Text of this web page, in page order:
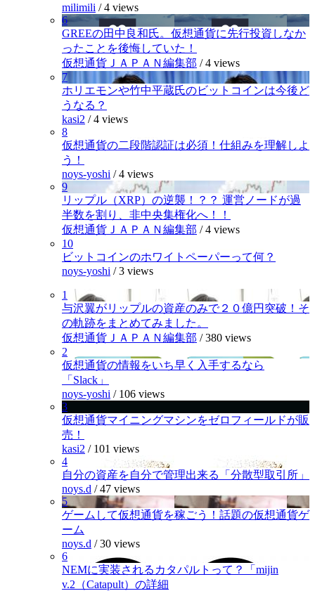
milimili /4 views
6
GREEの田中良和氏。仮想通貨に先行投資しなか
ったことを後悔していた！
仮想通貨ＪＡＰＡＮ編集部 /4 views
7
ホリエモンや竹中平蔵氏のビットコインは今後ど
うなる？
kasi2 /4 views
8
仮想通貨の二段階認証は必須！仕組みを理解しよ
う！
noys-yoshi /4 views
9
リップル（XRP）の逆襲！？？ 運営ノードが過
半数を割り、非中央集権化へ！！
仮想通貨ＪＡＰＡＮ編集部 /4 views
10
ビットコインのホワイトペーパーって何？
noys-yoshi /3 views
1
与沢翼がリップルの資産のみで２０億円突破！そ
の軌跡をまとめてみました。
仮想通貨ＪＡＰＡＮ編集部 /380 views
2
仮想通貨の情報をいち早く入手するなら
「Slack」
noys-yoshi / 106 views
3
仮想通貨マイニングマシンをゼロフィールドが販
売！
kasi2 / 101 views
4
自分の資産を自分で管理出来る「分散型取引所」
noys.d /47 views
5
ゲームして仮想通貨を稼ごう！話題の仮想通貨ゲ
ーム
noys.d /30 views
6
NEMに実装されるカタパルトって？「mijin
v.2（Catapult）の詳細